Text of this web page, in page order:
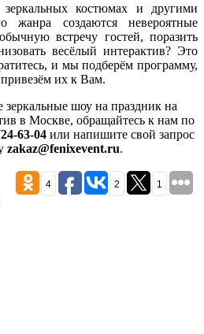
костюмах и другими
жанра создаются невероятные
встречу гостей, поразить
весёлый интерактив? Это
и мы подберём программу,
их к Вам.
зеркальные шоу на праздник на
в Москве, обращайтесь к нам по
63-04 или напишите свой запрос
zakaz@fenixevent.ru.
4 2 1